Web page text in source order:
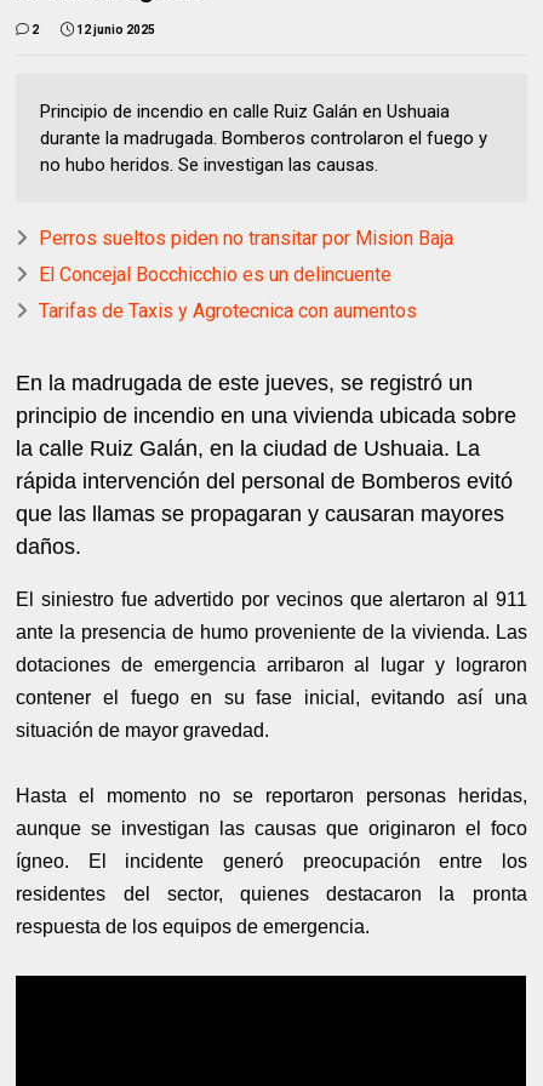
2 12 junio 2025
Principio de incendio en calle Ruiz Galán en Ushuaia
durante la madrugada. Bomberos controlaron el fuego y
no hubo heridos. Se investigan las causas.
Perros sueltos piden no transitar por Mision Baja
El Concejal Bocchicchio es un delincuente
Tarifas de Taxis y Agrotecnica con aumentos
En la madrugada de este jueves, se registró un
principio de incendio en una vivienda ubicada sobre
la calle Ruiz Galán, en la ciudad de Ushuaia. La
rápida intervención del personal de Bomberos evitó
que las llamas se propagaran y causaran mayores
daños.
El siniestro fue advertido por vecinos que alertaron al 911
ante la presencia de humo proveniente de la vivienda. Las
dotaciones de emergencia arribaron al lugar y lograron
contener el fuego en su fase inicial, evitando así una
situación de mayor gravedad.
Hasta el momento no se reportaron personas heridas,
aunque se investigan las causas que originaron el foco
ígneo. El incidente generó preocupación entre los
residentes del sector, quienes destacaron la pronta
respuesta de los equipos de emergencia.